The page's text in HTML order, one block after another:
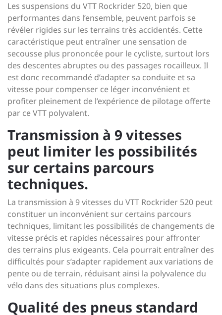
Les suspensions du VTT Rockrider 520, bien que
performantes dans l’ensemble, peuvent parfois se
révéler rigides sur les terrains très accidentés. Cette
caractéristique peut entraîner une sensation de
secousse plus prononcée pour le cycliste, surtout lors
des descentes abruptes ou des passages rocailleux. Il
est donc recommandé d’adapter sa conduite et sa
vitesse pour compenser ce léger inconvénient et
profiter pleinement de l’expérience de pilotage offerte
par ce VTT polyvalent.
Transmission à 9 vitesses
peut limiter les possibilités
sur certains parcours
techniques.
La transmission à 9 vitesses du VTT Rockrider 520 peut
constituer un inconvénient sur certains parcours
techniques, limitant les possibilités de changements de
vitesse précis et rapides nécessaires pour affronter
des terrains plus exigeants. Cela pourrait entraîner des
difficultés pour s’adapter rapidement aux variations de
pente ou de terrain, réduisant ainsi la polyvalence du
vélo dans des situations plus complexes.
Qualité des pneus standard